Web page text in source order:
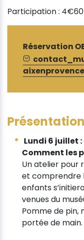
Participation : 4€60
Réservation
Lundi 6 juillet
Comment les
Un atelier pour
et comprendre
enfants
venues du
Pomme de pin,
portée de main.